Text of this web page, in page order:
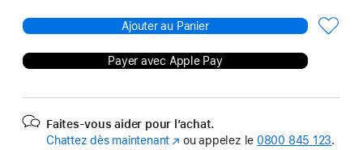
Ajouter au Panier
Payer avec Apple Pay
Faites-vous aider pour l’achat.
Chattez dès maintenant (s’ouvre
ou appelez le 0800 845 123.